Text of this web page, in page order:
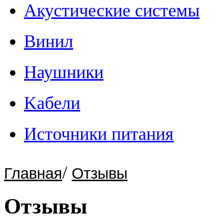
Акустические системы
Винил
Наушники
Kабели
Источники питания
Главная/ Отзывы
Отзывы